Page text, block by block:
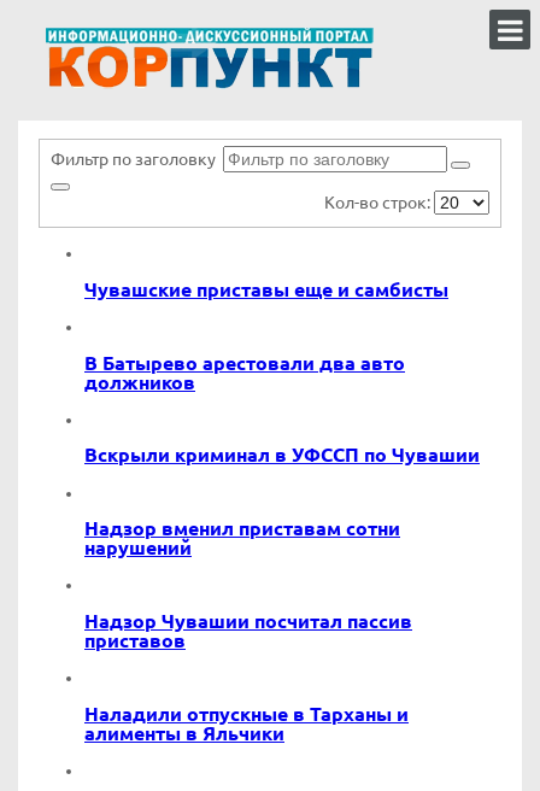
Фильтр по заголовку
Кол-во строк:
Чувашские приставы еще и самбисты
В Батырево арестовали два авто
должников
Вскрыли криминал в УФССП по Чувашии
Надзор вменил приставам сотни
нарушений
Надзор Чувашии посчитал пассив
приставов
Наладили отпускные в Тарханы и
алименты в Яльчики